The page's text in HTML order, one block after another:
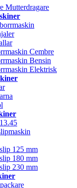
Mutterdragare
Cembre
Bensin
Elektrisk
125 mm
180 mm
230 mm